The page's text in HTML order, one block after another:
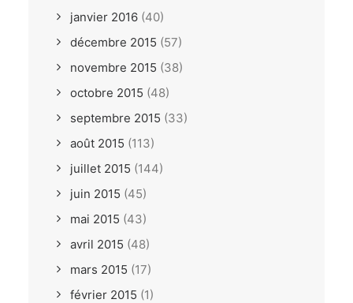
janvier 2016 (40)
décembre 2015 (57)
novembre 2015 (38)
octobre 2015 (48)
septembre 2015 (33)
août 2015 (113)
juillet 2015 (144)
juin 2015 (45)
mai 2015 (43)
avril 2015 (48)
mars 2015 (17)
février 2015 (1)